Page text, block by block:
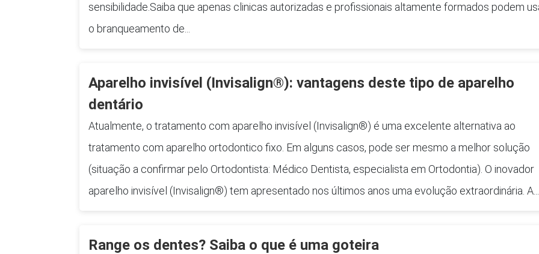
sensibilidade.Saiba que apenas clinicas autorizadas e profissionais altamente formados podem
o branqueamento de...
Aparelho invisível (Invisalign®): vantagens deste tipo de aparelho
dentário
Atualmente, o tratamento com aparelho invisível (Invisalign®) é uma excelente alternativa ao
tratamento com aparelho ortodontico fixo. Em alguns casos, pode ser mesmo a melhor solução
(situação a confirmar pelo Ortodontista: Médico Dentista, especialista em Ortodontia). O inovador
aparelho invisível (Invisalign®) tem apresentado nos últimos anos uma evolução extraordinária. A...
Range os dentes? Saiba o que é uma goteira